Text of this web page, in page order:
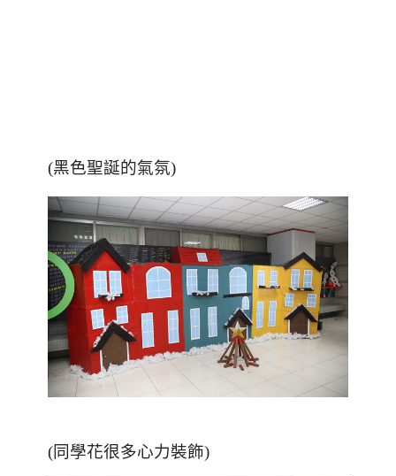
(黑色聖誕的氣氛)
(同學花很多心力裝飾)